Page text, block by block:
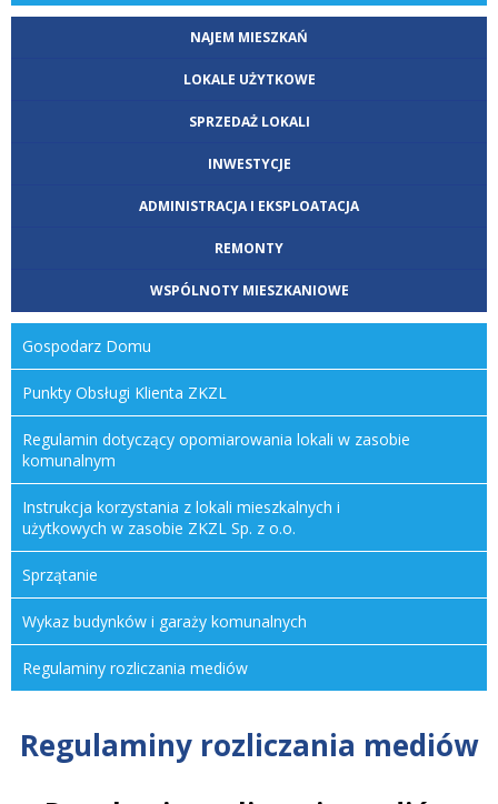
NAJEM MIESZKAŃ
LOKALE UŻYTKOWE
SPRZEDAŻ LOKALI
INWESTYCJE
ADMINISTRACJA I EKSPLOATACJA
REMONTY
WSPÓLNOTY MIESZKANIOWE
Gospodarz Domu
Punkty Obsługi Klienta ZKZL
Regulamin dotyczący opomiarowania lokali w zasobie
komunalnym
Instrukcja korzystania z lokali mieszkalnych i
użytkowych w zasobie ZKZL Sp. z o.o.
Sprzątanie
Wykaz budynków i garaży komunalnych
Regulaminy rozliczania mediów
Regulaminy rozliczania mediów